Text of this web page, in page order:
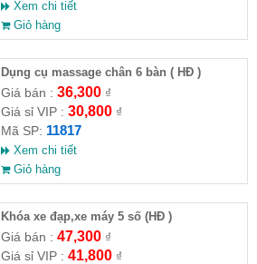
Xem chi tiết
Giỏ hàng
Dụng cụ massage chân 6 bàn ( HĐ )
Giá bán : 36,300₫
Giá sỉ VIP : 30,800₫
Mã SP: 11817
Xem chi tiết
Giỏ hàng
Khóa xe đạp,xe máy 5 số (HĐ )
Giá bán : 47,300₫
Giá sỉ VIP : 41,800₫